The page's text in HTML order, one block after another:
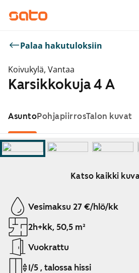
Palaa hakutuloksiin
Koivukylä, Vantaa
Karsikkokuja 4 A
AsuntoPohjapiirrosTalon kuvat
Katso kaikki
Näytetään dia 1 / 7
Vesimaksu 27 €/hlö/kk
2h+kk, 50,5 m²
Vuokrattu
1/5 , talossa hissi